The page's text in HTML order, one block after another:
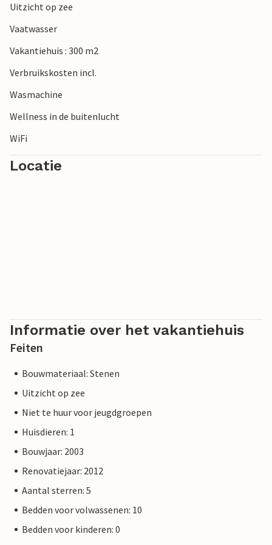
Uitzicht op zee
Vaatwasser
Vakantiehuis : 300 m2
Verbruikskosten incl.
Wasmachine
Wellness in de buitenlucht
WiFi
Locatie
Informatie over het vakantiehuis
Feiten
Bouwmateriaal: Stenen
Uitzicht op zee
Niet te huur voor jeugdgroepen
Huisdieren: 1
Bouwjaar: 2003
Renovatiejaar: 2012
Aantal sterren: 5
Bedden voor volwassenen: 10
Bedden voor kinderen: 0